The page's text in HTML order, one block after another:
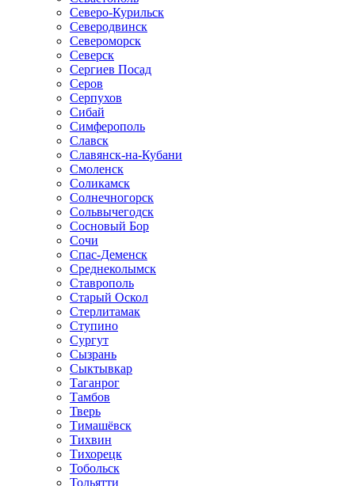
Северо-Курильск
Северодвинск
Североморск
Северск
Сергиев Посад
Серов
Серпухов
Сибай
Симферополь
Славск
Славянск-на-Кубани
Смоленск
Соликамск
Солнечногорск
Сольвычегодск
Сосновый Бор
Сочи
Спас-Деменск
Среднеколымск
Ставрополь
Старый Оскол
Стерлитамак
Ступино
Сургут
Сызрань
Сыктывкар
Таганрог
Тамбов
Тверь
Тимашёвск
Тихвин
Тихорецк
Тобольск
Тольятти